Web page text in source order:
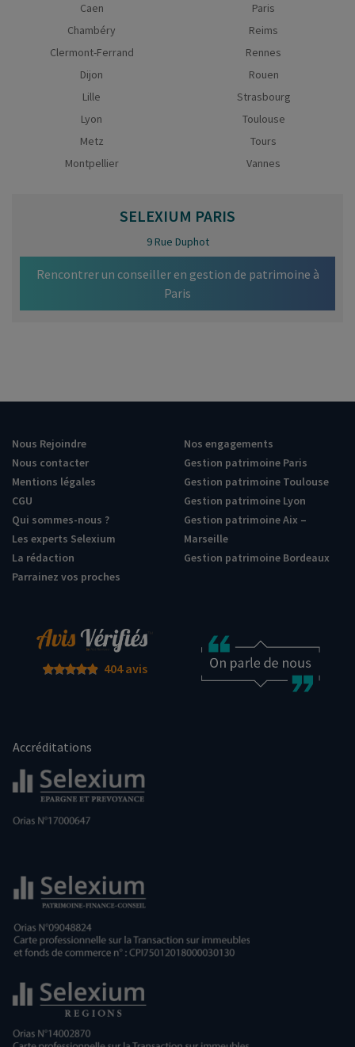
Caen
Chambéry
Clermont-Ferrand
Dijon
Lille
Lyon
Metz
Montpellier
Paris
Reims
Rennes
Rouen
Strasbourg
Toulouse
Tours
Vannes
SELEXIUM PARIS
9 Rue Duphot
Rencontrer un conseiller en gestion de patrimoine à
Paris
Nous Rejoindre
Nous contacter
Mentions légales
CGU
Qui sommes-nous ?
Les experts Selexium
La rédaction
Parrainez vos proches
Nos engagements
Gestion patrimoine Paris
Gestion patrimoine Toulouse
Gestion patrimoine Lyon
Gestion patrimoine Aix –
Marseille
Gestion patrimoine Bordeaux
404 avis
Accréditations